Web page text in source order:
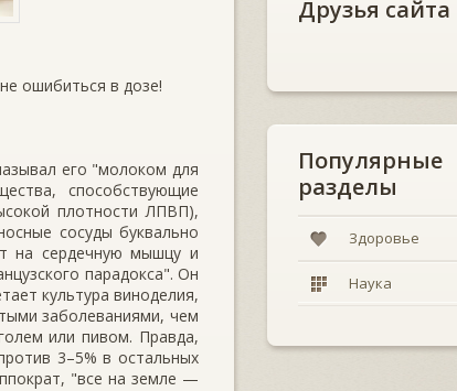
ошибиться в дозе!
его "молоком для
способствующие
плотности ЛПВП),
сосуды буквально
на сердечную мышцу и
парадокса". Он
культура виноделия,
заболеваниями, чем
или пивом. Правда,
3–5% в остальных
"все на земле —
Друзья сайта
Популярные
разделы
Здоровье
Наука